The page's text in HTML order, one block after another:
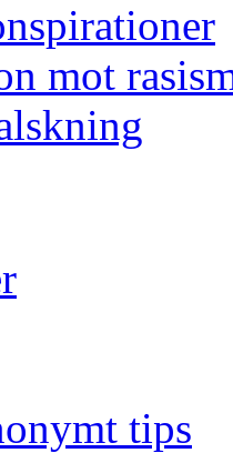
mot
tips